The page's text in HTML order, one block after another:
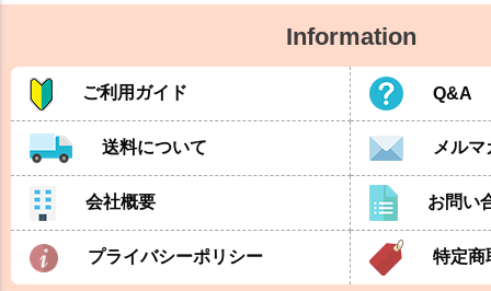
Information
ご利用ガイド Q&A
送料について メル
会社概要 お問い
プライバシーポリシー 特定商